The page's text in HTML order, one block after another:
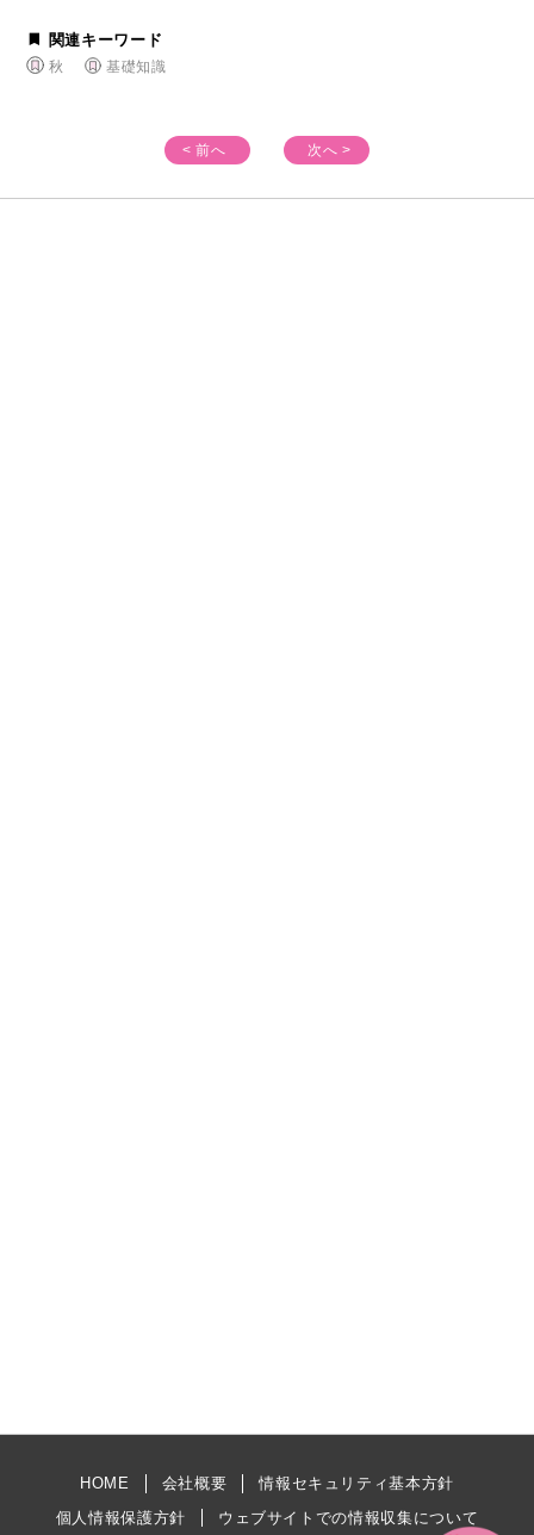
関連キーワード
秋 基礎知識
< 前へ 次へ >
HOME 会社概要
情報セキュリティ基本方針
個人情報保護方針
ウェブサイトでの情報収集について